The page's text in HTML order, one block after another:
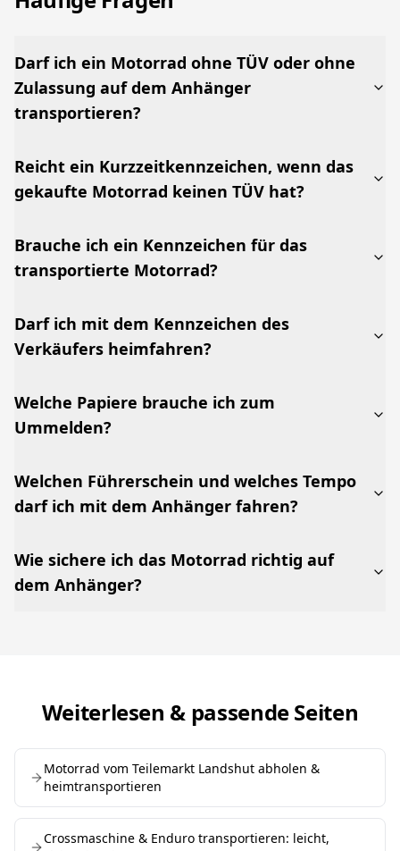
Darf ich ein Motorrad ohne TÜV oder ohne
Zulassung auf dem Anhänger
transportieren?
Reicht ein Kurzzeitkennzeichen, wenn das
gekaufte Motorrad keinen TÜV hat?
Brauche ich ein Kennzeichen für das
transportierte Motorrad?
Darf ich mit dem Kennzeichen des
Verkäufers heimfahren?
Welche Papiere brauche ich zum
Ummelden?
Welchen Führerschein und welches Tempo
darf ich mit dem Anhänger fahren?
Wie sichere ich das Motorrad richtig auf
dem Anhänger?
Weiterlesen & passende Seiten
Motorrad vom Teilemarkt Landshut abholen &
heimtransportieren
Crossmaschine & Enduro transportieren: leicht,